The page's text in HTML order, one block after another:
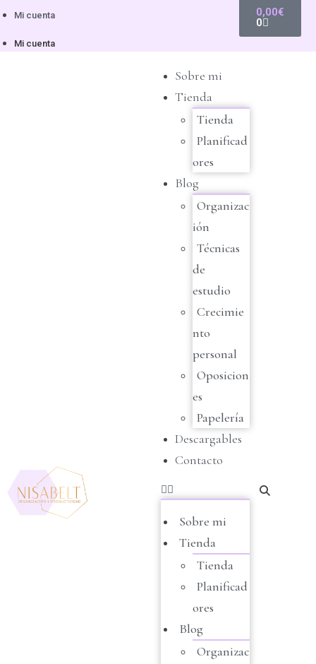
Mi cuenta
Mi cuenta
0,00€
0
Sobre mi
Tienda
Tienda
Planificad
ores
Blog
Organizac
ión
Técnicas
de
estudio
Crecimie
nto
personal
Oposicion
es
Papelería
Descargables
Contacto
Sobre mi
Tienda
Tienda
Planificad
ores
Blog
Organizac